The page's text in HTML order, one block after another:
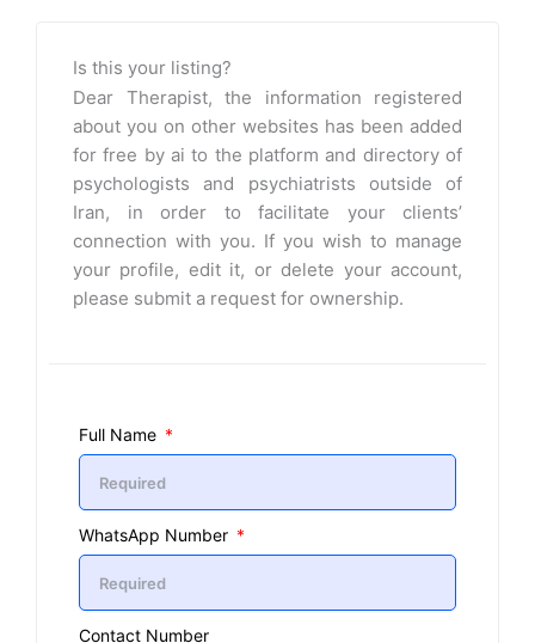
Is this your listing?
Dear Therapist, the information registered
about you on other websites has been added
for free by ai to the platform and directory of
psychologists and psychiatrists outside of
Iran, in order to facilitate your clients’
connection with you. If you wish to manage
your profile, edit it, or delete your account,
please submit a request for ownership.
Full Name
WhatsApp Number
Contact Number